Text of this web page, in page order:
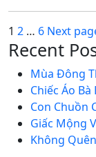
Posts
Page
1 Page
2 … Page
6 Next
Recent
Mùa Đông
Chiếc Áo Bà
Con Chuồn
Giấc Mộng
Không